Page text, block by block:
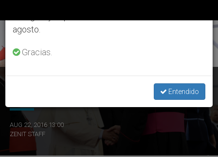
ÚLTIMAS NOTICIAS
AUG 22, 2016 13:00
ZENIT STAFF
agosto.
Gracias.
Entendido